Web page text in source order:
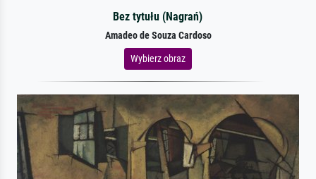
Bez tytułu (Nagrań)
Amadeo de Souza Cardoso
Wybierz obraz